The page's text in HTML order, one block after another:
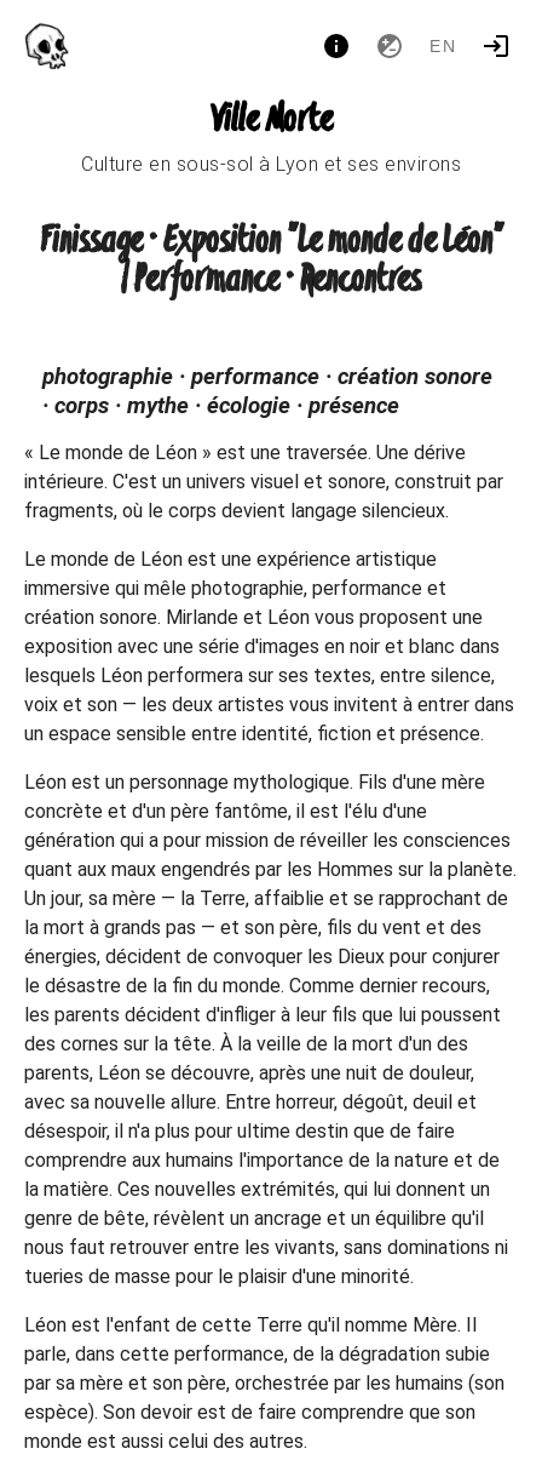
EN
Ville Morte
Culture en sous-sol à Lyon et ses environs
Finissage · Exposition "Le monde de Léon"
| Performance · Rencontres
photographie · performance · création sonore
· corps · mythe · écologie · présence
« Le monde de Léon » est une traversée. Une dérive
intérieure. C'est un univers visuel et sonore, construit par
fragments, où le corps devient langage silencieux.
Le monde de Léon est une expérience artistique
immersive qui mêle photographie, performance et
création sonore. Mirlande et Léon vous proposent une
exposition avec une série d'images en noir et blanc dans
lesquels Léon performera sur ses textes, entre silence,
voix et son — les deux artistes vous invitent à entrer dans
un espace sensible entre identité, fiction et présence.
Léon est un personnage mythologique. Fils d'une mère
concrète et d'un père fantôme, il est l'élu d'une
génération qui a pour mission de réveiller les consciences
quant aux maux engendrés par les Hommes sur la planète.
Un jour, sa mère — la Terre, affaiblie et se rapprochant de
la mort à grands pas — et son père, fils du vent et des
énergies, décident de convoquer les Dieux pour conjurer
le désastre de la fin du monde. Comme dernier recours,
les parents décident d'infliger à leur fils que lui poussent
des cornes sur la tête. À la veille de la mort d'un des
parents, Léon se découvre, après une nuit de douleur,
avec sa nouvelle allure. Entre horreur, dégoût, deuil et
désespoir, il n'a plus pour ultime destin que de faire
comprendre aux humains l'importance de la nature et de
la matière. Ces nouvelles extrémités, qui lui donnent un
genre de bête, révèlent un ancrage et un équilibre qu'il
nous faut retrouver entre les vivants, sans dominations ni
tueries de masse pour le plaisir d'une minorité.
Léon est l'enfant de cette Terre qu'il nomme Mère. Il
parle, dans cette performance, de la dégradation subie
par sa mère et son père, orchestrée par les humains (son
espèce). Son devoir est de faire comprendre que son
monde est aussi celui des autres.